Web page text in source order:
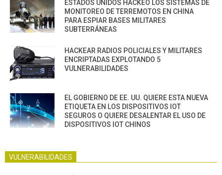
ESTADOS UNIDOS HACKEO LOS SISTEMAS DE
MONITOREO DE TERREMOTOS EN CHINA
PARA ESPIAR BASES MILITARES
SUBTERRÁNEAS
HACKEAR RADIOS POLICIALES Y MILITARES
ENCRIPTADAS EXPLOTANDO 5
VULNERABILIDADES
EL GOBIERNO DE EE. UU. QUIERE ESTA NUEVA
ETIQUETA EN LOS DISPOSITIVOS IOT
SEGUROS O QUIERE DESALENTAR EL USO DE
DISPOSITIVOS IOT CHINOS
VULNERABILIDADES